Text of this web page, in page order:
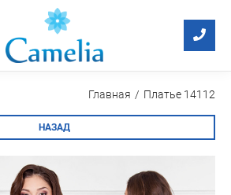
НАЗАД
Главная Платье 14112